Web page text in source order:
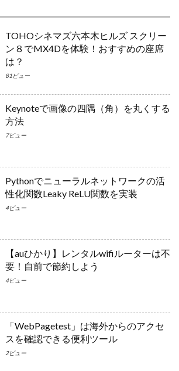
TOHOシネマズ六本木ヒルズ スクリー
ン８でMX4Dを体験！おすすめの座席
は？
81ビュー
Keynoteで画像の四隅（角）を丸くする
方法
7ビュー
Pythonでニューラルネットワークの活
性化関数Leaky ReLU関数を実装
4ビュー
【auひかり】レンタルwifiルーターは不
要！自前で節約しよう
4ビュー
「WebPagetest」は海外からのアクセ
スを確認できる便利ツール
2ビュー